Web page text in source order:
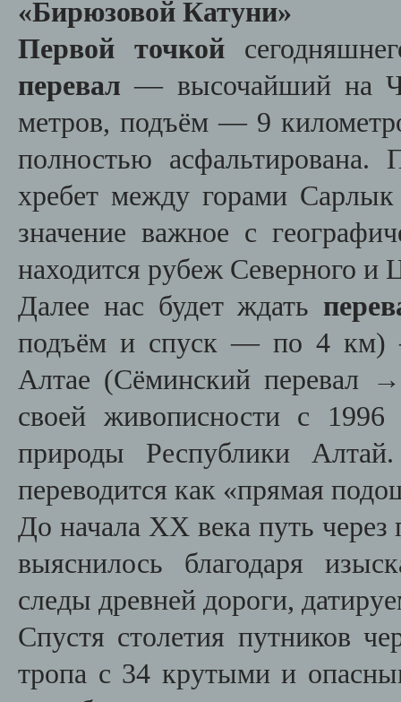
«Бирюзовой Катуни»
Первой точкой
перевал — высочайший на
метров, подъём — 9
полностью асфальтирована.
хребет между горами
значение важное с
находится рубеж Северного и
Далее нас будет ждать
подъём и спуск — по 4 км)
Алтае (Сёминский перевал
своей живописности с 1996
природы Республики
переводится как «прямая
До начала XX века путь через
выяснилось благодаря
следы древней дороги,
Спустя столетия путников
тропа с 34 крутыми и